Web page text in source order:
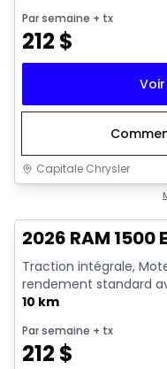
Par semaine + tx
212 $
Capitale Chrysler
2026 RAM 1500
Traction intégrale,
rendement standard
10 km
Par semaine + tx
212 $